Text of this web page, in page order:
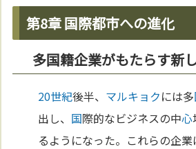
第8章 国際都市への進化
多国籍企業がもたらす新
20世紀後半、 マルキョクには多
出し、 国際的なビジネスの中心
るようになった。これらの企業